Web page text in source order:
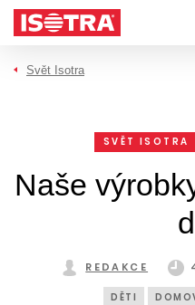
Přeskočit na obsah
Svět Isotra
SVĚT ISOTRA
Naše
REDAKCE
DĚTI